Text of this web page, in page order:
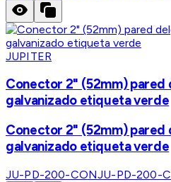
JUPITER
Conector 2" (52mm)
galvanizado etiqueta verde
Conector 2" (52mm)
galvanizado etiqueta verde
JU-PD-200-CONJU-PD-200-